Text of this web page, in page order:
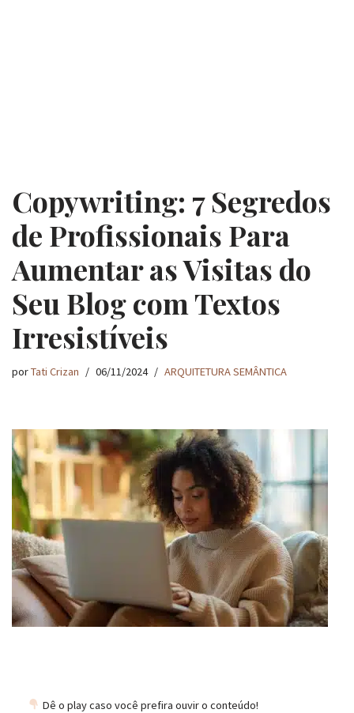
Copywriting: 7 Segredos
de Profissionais Para
Aumentar as Visitas do
Seu Blog com Textos
Irresistíveis
porTati Crizan 06/11/2024 ARQUITETURA SEMÂNTICA
Dê o play caso você prefira ouvir o conteúdo!